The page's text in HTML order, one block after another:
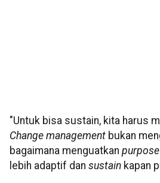
"Untuk bisa sustain, kita harus
Change management bukan
bagaimana menguatkan purpose
lebih adaptif dan sustain kapan